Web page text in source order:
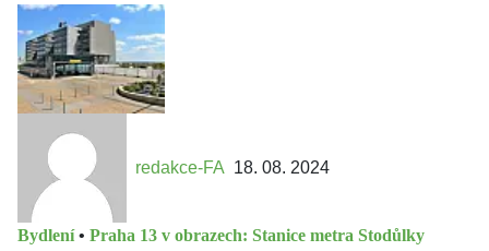
redakce-FA 18. 08. 2024
Bydlení • Praha 13 v obrazech: Stanice metra Stodůlky